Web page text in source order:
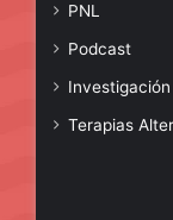
PNL
Podcast
Terapias